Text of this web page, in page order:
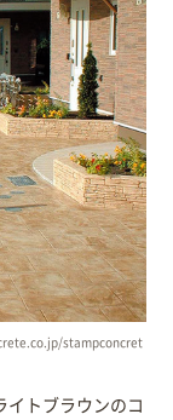
stampconcret
イトブラウンのコ